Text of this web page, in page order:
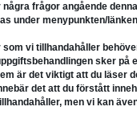
frågor angående
under menypunkten/
vi tillhandahåller
sker
är det viktigt att du läser
det att du förstått
men vi kan